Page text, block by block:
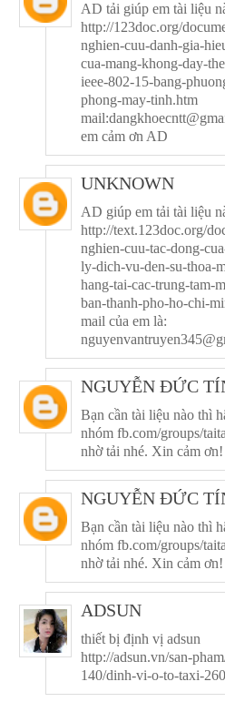
AD tải giúp em tài liệu
http://123doc.org/
nghien-cuu-danh-gia-
cua-mang-khong-day-
ieee-802-15-bang-
phong-may-tinh.htm
em cảm ơn AD
UNKNOWN
AD giúp em tải tài liệu
http://text.123doc.org/
nghien-cuu-tac-dong-
ly-dich-vu-den-su-thoa-
hang-tai-cac-trung-tam-
ban-thanh-pho-ho-chi-
mail của em là:
NGUYỄN ĐỨC
Bạn cần tài liệu nào thì
nhóm fb.com/groups/
nhờ tải nhé. Xin cảm ơn!
NGUYỄN ĐỨC
Bạn cần tài liệu nào thì
nhóm fb.com/groups/
nhờ tải nhé. Xin cảm ơn!
ADSUN
thiết bị định vị adsun
http://adsun.vn/san-
140/dinh-vi-o-to-taxi-